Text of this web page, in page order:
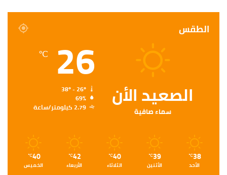
الطقس
الصعيد الأن
سماء صافية
26
℃
69%
2.79 كيلومتر/ساعة
38
℃
الأحد
39
℃
الأثنين
40
℃
الثلاثاء
42
℃
الأربعاء
40
℃
الخميس